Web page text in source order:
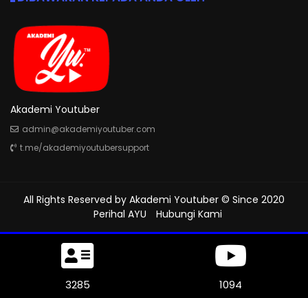
Akademi Youtuber
admin@akademiyoutuber.com
t.me/akademiyoutubersupport
All Rights Reserved by Akademi Youtuber © Since 2020
Perihal AYU
Hubungi Kami
3696 1232